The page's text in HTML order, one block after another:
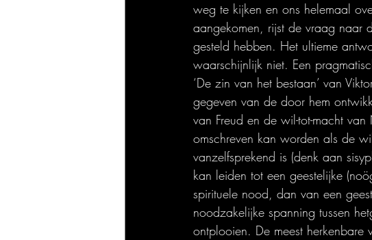
weg te kijken en ons helemaal
aangekomen, rijst de vraag naar
gesteld hebben. Het ultieme
waarschijnlijk niet. Een
‘De zin van het bestaan’ van
gegeven van de door hem
van Freud en de wil-tot-macht
omschreven kan worden als de
vanzelfsprekend is (denk aan
kan leiden tot een geestelijke
spirituele nood, dan van een
noodzakelijke spanning tussen
ontplooien. De meest herkenbare